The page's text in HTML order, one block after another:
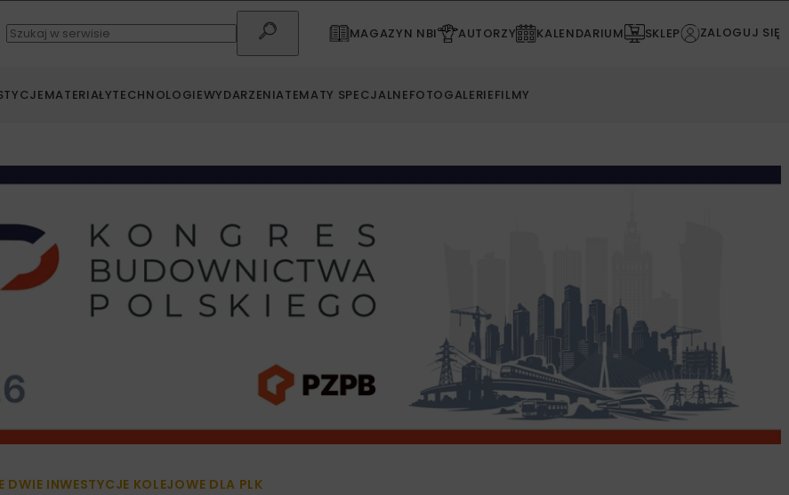
MAGAZYN NBI AUTORZY KALENDARIUM SKLEP ZALOGUJ SIĘ
MATERIAŁYTECHNOLOGIEWYDARZENIATEMATY SPECJALNEFOTOGALERIEFILMY
DWIE INWESTYCJE KOLEJOWE DLA PLK